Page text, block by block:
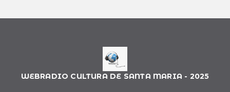
WEBRADIO CULTURA DE SANTA MARIA - 2025